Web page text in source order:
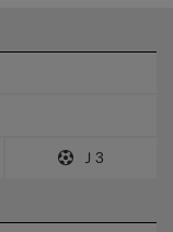
Ｊ3